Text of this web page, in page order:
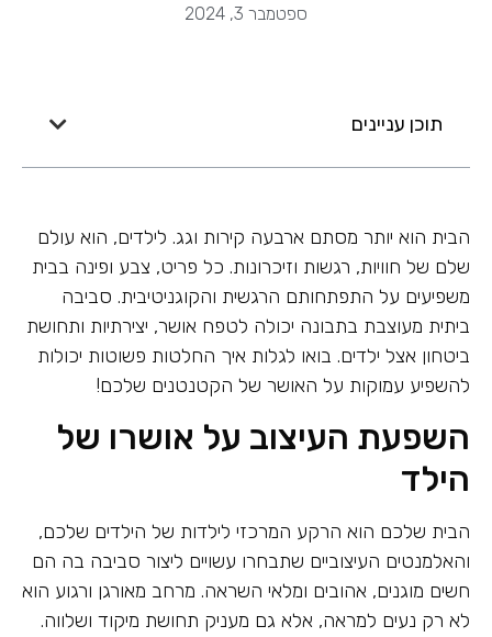
ספטמבר 3, 2024
תוכן עניינים
הבית הוא יותר מסתם ארבעה קירות וגג. לילדים, הוא עולם
שלם של חוויות, רגשות וזיכרונות. כל פריט, צבע ופינה בבית
משפיעים על התפתחותם הרגשית והקוגניטיבית. סביבה
ביתית מעוצבת בתבונה יכולה לטפח אושר, יצירתיות ותחושת
ביטחון אצל ילדים. בואו לגלות איך החלטות פשוטות יכולות
להשפיע עמוקות על האושר של הקטנטנים שלכם!
השפעת העיצוב על אושרו של
הילד
הבית שלכם הוא הרקע המרכזי לילדות של הילדים שלכם,
והאלמנטים העיצוביים שתבחרו עשויים ליצור סביבה בה הם
חשים מוגנים, אהובים ומלאי השראה. מרחב מאורגן ורגוע הוא
לא רק נעים למראה, אלא גם מעניק תחושת מיקוד ושלווה.